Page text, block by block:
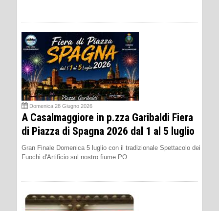
Domenica 28 Giugno 2026
A Casalmaggiore in p.zza Garibaldi Fiera
di Piazza di Spagna 2026 dal 1 al 5 luglio
Gran Finale Domenica 5 luglio con il tradizionale Spettacolo dei
Fuochi d'Artificio sul nostro fiume PO